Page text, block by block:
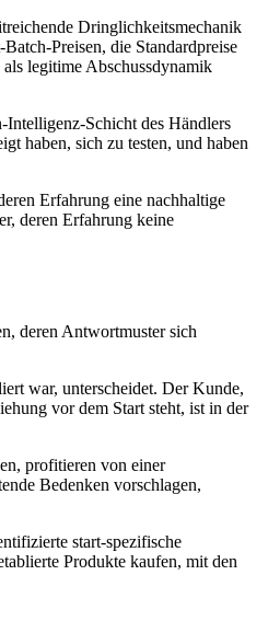
Dringlichkeitsmechanik
Preisen, die Standardpreise
legitime Abschussdynamik
Schicht des Händlers
haben, sich zu testen, und haben
Erfahrung eine nachhaltige
deren Erfahrung keine
deren Antwortmuster sich
war, unterscheidet. Der Kunde,
vor dem Start steht, ist in der
profitieren von einer
Bedenken vorschlagen,
start-spezifische
Produkte kaufen, mit den